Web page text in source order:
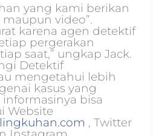
yang kami berikan
video”.
karena agen detektif
pergerakan
saat,” ungkap Jack.
Detektif
mengetahui lebih
kasus yang
bisa
Website
, Twitter